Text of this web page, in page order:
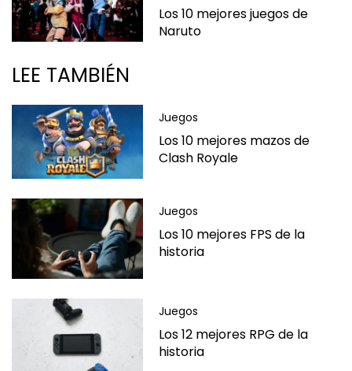
Los 10 mejores juegos de
Naruto
LEE TAMBIÉN
Juegos
Los 10 mejores mazos de
Clash Royale
Juegos
Los 10 mejores FPS de la
historia
Juegos
Los 12 mejores RPG de la
historia